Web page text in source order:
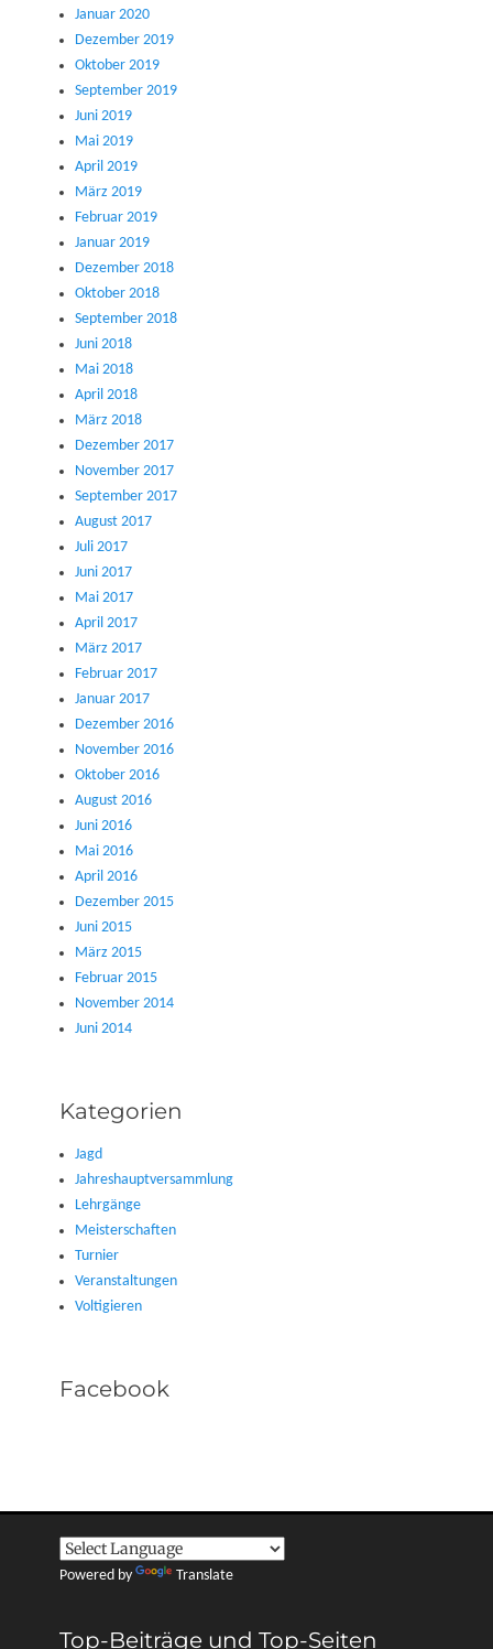
Januar 2020
Dezember 2019
Oktober 2019
September 2019
Juni 2019
Mai 2019
April 2019
März 2019
Februar 2019
Januar 2019
Dezember 2018
Oktober 2018
September 2018
Juni 2018
Mai 2018
April 2018
März 2018
Dezember 2017
November 2017
September 2017
August 2017
Juli 2017
Juni 2017
Mai 2017
April 2017
März 2017
Februar 2017
Januar 2017
Dezember 2016
November 2016
Oktober 2016
August 2016
Juni 2016
Mai 2016
April 2016
Dezember 2015
Juni 2015
März 2015
Februar 2015
November 2014
Juni 2014
Kategorien
Jagd
Jahreshauptversammlung
Lehrgänge
Meisterschaften
Turnier
Veranstaltungen
Voltigieren
Facebook
Powered by Translate
Top-Beiträge und Top-Seiten